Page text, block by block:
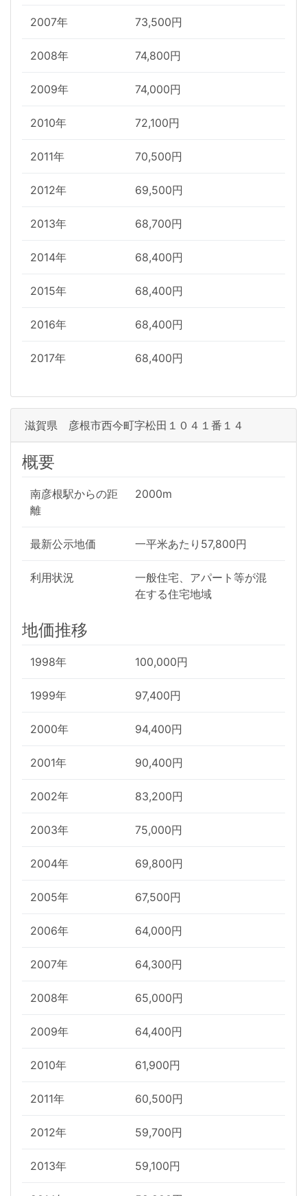
2007年 73,500円
2008年 74,800円
2009年 74,000円
2010年 72,100円
2011年 70,500円
2012年 69,500円
2013年 68,700円
2014年 68,400円
2015年 68,400円
2016年 68,400円
2017年 68,400円
滋賀県 彦根市西今町字松田１０４１番１４
概要
南彦根駅からの距
離
2000m
最新公示地価 一平米あたり57,800円
利用状況
一般住宅、アパート等が混
在する住宅地域
地価推移
1998年 100,000円
1999年 97,400円
2000年 94,400円
2001年 90,400円
2002年 83,200円
2003年 75,000円
2004年 69,800円
2005年 67,500円
2006年 64,000円
2007年 64,300円
2008年 65,000円
2009年 64,400円
2010年 61,900円
2011年 60,500円
2012年 59,700円
2013年 59,100円